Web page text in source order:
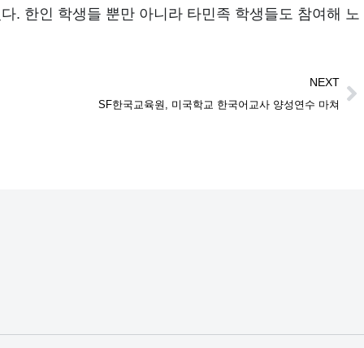
. 한인 학생들 뿐만 아니라 타민족 학생들도 참여해 노
NEXT
SF한국교육원, 미국학교 한국어교사 양성연수 마쳐